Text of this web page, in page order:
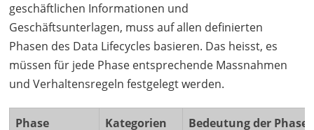
geschäftlichen Informationen und
Geschäftsunterlagen, muss auf allen definierten
Phasen des Data Lifecycles basieren. Das heisst, es
müssen für jede Phase entsprechende Massnahmen
und Verhaltensregeln festgelegt werden.
Phase Kategorien
Bedeutung der Phase